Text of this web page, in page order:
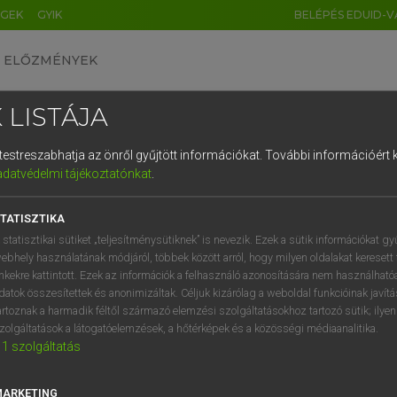
GYIK BELÉPÉS EDUID-
ELŐZMÉNYEK
szótár
VAN ELŐFIZETÉSED?
megtekintéséhez.
LISTÁJA
az önről gyűjtött információkat. További információért
tájékoztatónkat.
statisztikai sütiket „teljesítménysütiknek” is nevezik. Ezek a sütik információkat
használatának módjáról, többek között arról, hogy milyen oldalakat keresett
kattintott. Ezek az információk a felhasználó azonosítására nem
összesítettek és anonimizáltak. Céljuk kizárólag a weboldal funkcióinak
a harmadik féltől származó elemzési szolgáltatásokhoz tartozó sütik;
a látogatóelemzések, a hőtérképek és a közösségi médiaanalitika.
1 szolgáltatás
DE CN FR ES IT NL
1 2 3 4 5 6 7 8 9
q w e r t z u i
a s d f g h j k l é
í y x c v b n m , .